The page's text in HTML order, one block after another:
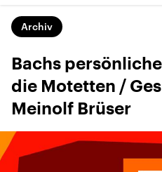
Archiv
Bachs
die Motetten /
Meinolf Brüser